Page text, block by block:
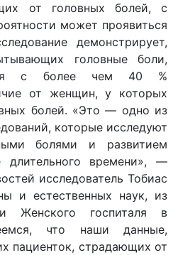
от головных болей, с
может проявиться
демонстрирует,
головные боли,
с более чем 40 %
от женщин, у которых
болей. «Это — одно из
которые исследуют
болями и развитием
длительного времени», —
исследователь Тобиас
и естественных наук, из
Женского госпиталя в
что наши данные,
пациенток, страдающих от